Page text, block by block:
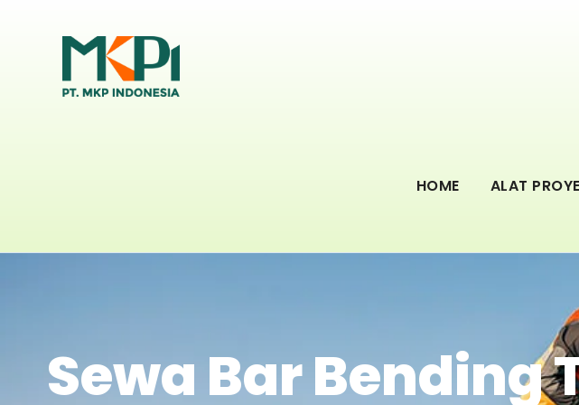
HOME ALAT
Sewa Bar